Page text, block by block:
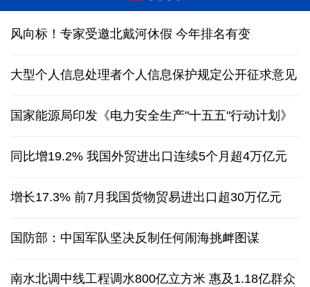
风向标！专家受邀北戴河休假 今年排名有变
大型个人信息处理者个人信息保护规定公开征求意见
国家能源局印发《电力安全生产"十五五"行动计划》
同比增19.2% 我国外贸进出口连续5个月超4万亿元
增长17.3% 前7月我国货物贸易进出口超30万亿元
国防部：中国军队坚决反制任何闹海挑衅图谋
南水北调中线工程调水800亿立方米 惠及1.18亿群众